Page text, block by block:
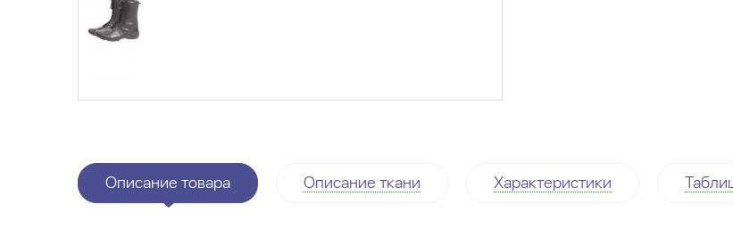
Описание товара Описание ткани Характеристики